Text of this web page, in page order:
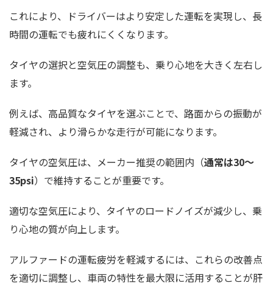
これにより、ドライバーはより安定した運転を実現し、長
時間の運転でも疲れにくくなります。
タイヤの選択と空気圧の調整も、乗り心地を大きく左右し
ます。
例えば、高品質なタイヤを選ぶことで、路面からの振動が
軽減され、より滑らかな走行が可能になります。
タイヤの空気圧は、メーカー推奨の範囲内（通常は30～
35psi）で維持することが重要です。
適切な空気圧により、タイヤのロードノイズが減少し、乗
り心地の質が向上します。
アルファードの運転疲労を軽減するには、これらの改善点
を適切に調整し、車両の特性を最大限に活用することが肝